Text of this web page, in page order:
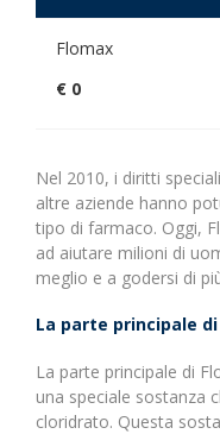
Flomax
€ 0
Nel 2010, i diritti
altre aziende hanno
tipo di farmaco. Oggi,
ad aiutare milioni di
meglio e a godersi di
La parte principale
La parte principale di
una speciale sostanza
cloridrato. Questa